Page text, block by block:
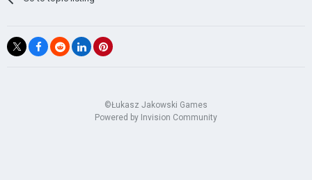
©Łukasz Jakowski Games
Powered by Invision Community